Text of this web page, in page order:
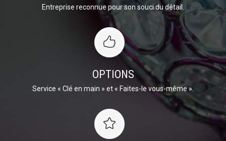
Entreprise reconnue pour son souci du détail.
OPTIONS
Service « Clé en main » et « Faites-le vous-même ».